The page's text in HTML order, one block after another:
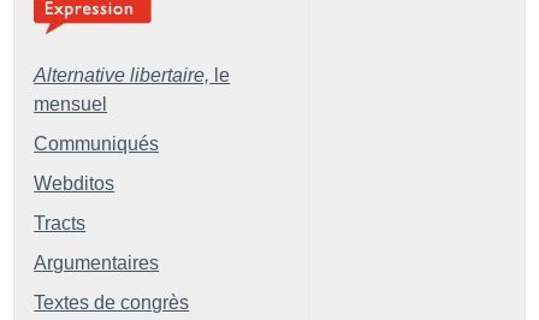
Alternative libertaire, le
mensuel
Communiqués
Webditos
Tracts
Argumentaires
Textes de congrès